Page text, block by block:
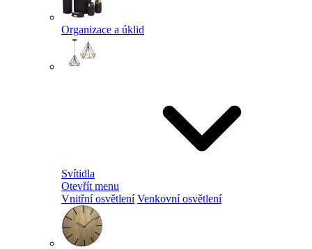
Organizace a úklid
Svítidla
Otevřít menu
Vnitřní osvětlení Venkovní osvětlení